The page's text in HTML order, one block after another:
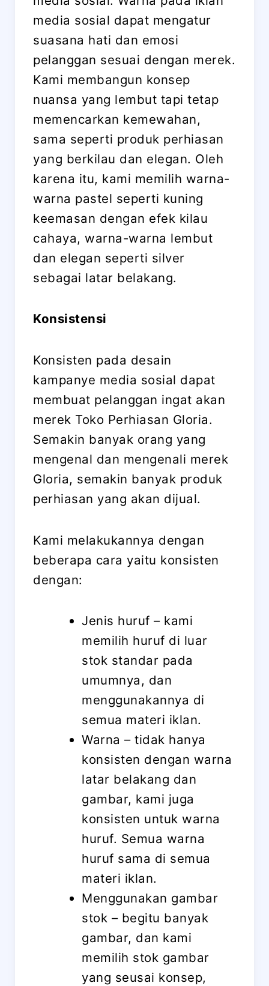
media sosial dapat mengatur
suasana hati dan emosi
pelanggan sesuai dengan merek.
Kami membangun konsep
nuansa yang lembut tapi tetap
memencarkan kemewahan,
sama seperti produk perhiasan
yang berkilau dan elegan. Oleh
karena itu, kami memilih warna-
warna pastel seperti kuning
keemasan dengan efek kilau
cahaya, warna-warna lembut
dan elegan seperti silver
sebagai latar belakang.
Konsistensi
Konsisten pada desain
kampanye media sosial dapat
membuat pelanggan ingat akan
merek Toko Perhiasan Gloria.
Semakin banyak orang yang
mengenal dan mengenali merek
Gloria, semakin banyak produk
perhiasan yang akan dijual.
Kami melakukannya dengan
beberapa cara yaitu konsisten
dengan:
Jenis huruf – kami
memilih huruf di luar
stok standar pada
umumnya, dan
menggunakannya di
semua materi iklan.
Warna – tidak hanya
konsisten dengan warna
latar belakang dan
gambar, kami juga
konsisten untuk warna
huruf. Semua warna
huruf sama di semua
materi iklan.
Menggunakan gambar
stok – begitu banyak
gambar, dan kami
memilih stok gambar
yang seusai konsep,